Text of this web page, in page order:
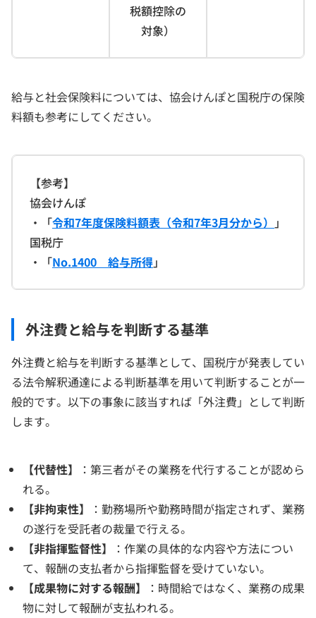
税額控除の
対象）
給与と社会保険料については、協会けんぽと国税庁の保険
料額も参考にしてください。
【参考】
協会けんぽ
・「令和7年度保険料額表（令和7年3月分から） 」
国税庁
・「No.1400 給与所得」
外注費と給与を判断する基準
外注費と給与を判断する基準として、国税庁が発表してい
る法令解釈通達による判断基準を用いて判断することが一
般的です。以下の事象に該当すれば「外注費」として判断
します。
【代替性】
：第三者がその業務を代行することが認めら
れる。
【非拘束性】
：勤務場所や勤務時間が指定されず、業務
の遂行を受託者の裁量で行える。
【非指揮監督性】
：作業の具体的な内容や方法につい
て、報酬の支払者から指揮監督を受けていない。
【成果物に対する報酬】
：時間給ではなく、業務の成果
物に対して報酬が支払われる。